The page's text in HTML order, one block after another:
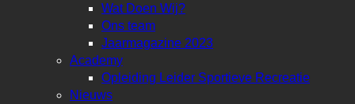
Wat Doen Wij?
Ons team
Jaarmagazine 2023
Academy
Opleiding Leider Sportieve Recreatie
Nieuws